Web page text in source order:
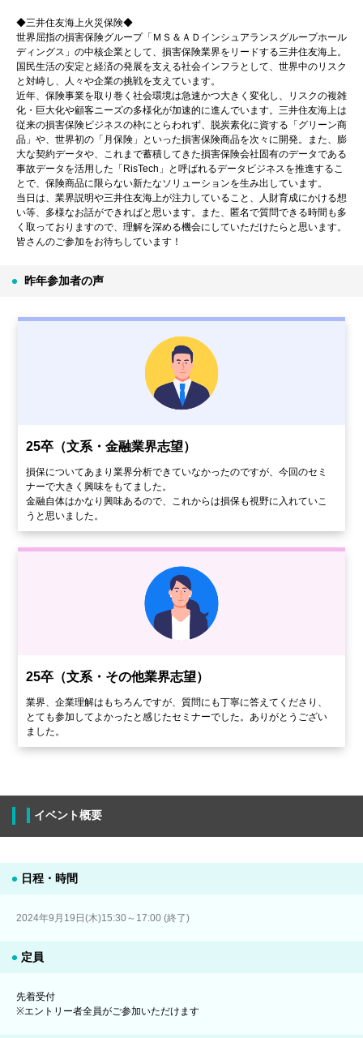
◆三井住友海上火災保険◆
世界屈指の損害保険グループ「ＭＳ＆ＡＤインシュアランスグループホール
ディングス」の中核企業として、損害保険業界をリードする三井住友海上。
国民生活の安定と経済の発展を支える社会インフラとして、世界中のリスク
と対峙し、人々や企業の挑戦を支えています。
近年、保険事業を取り巻く社会環境は急速かつ大きく変化し、リスクの複雑
化・巨大化や顧客ニーズの多様化が加速的に進んでいます。三井住友海上は
従来の損害保険ビジネスの枠にとらわれず、脱炭素化に資する「グリーン商
品」や、世界初の「月保険」といった損害保険商品を次々に開発。また、膨
大な契約データや、これまで蓄積してきた損害保険会社固有のデータである
事故データを活用した「RisTech」と呼ばれるデータビジネスを推進するこ
とで、保険商品に限らない新たなソリューションを生み出しています。
当日は、業界説明や三井住友海上が注力していること、人財育成にかける想
い等、多様なお話ができればと思います。また、匿名で質問できる時間も多
く取っておりますので、理解を深める機会にしていただけたらと思います。
皆さんのご参加をお待ちしています！
昨年参加者の声
25卒（文系・金融業界志望）
損保についてあまり業界分析できていなかったのですが、今回のセミ
ナーで大きく興味をもてました。
金融自体はかなり興味あるので、これからは損保も視野に入れていこ
うと思いました。
25卒（文系・その他業界志望）
業界、企業理解はもちろんですが、質問にも丁寧に答えてくださり、
とても参加してよかったと感じたセミナーでした。ありがとうござい
ました。
イベント概要
日程・時間
2024年9月19日(木)15:30～17:00 (終了)
定員
先着受付
※エントリー者全員がご参加いただけます